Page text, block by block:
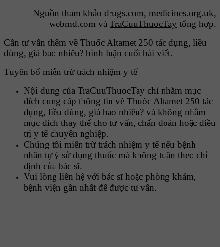
Nguồn tham khảo drugs.com, medicines.org.uk,
webmd.com và TraCuuThuocTay tổng hợp.
Cần tư vấn thêm về Thuốc Altamet 250 tác dụng, liều
dùng, giá bao nhiêu? bình luận cuối bài viết.
Tuyên bố miễn trừ trách nhiệm y tế
Nội dung của TraCuuThuocTay chỉ nhằm mục
đích cung cấp thông tin về Thuốc Altamet 250 tác
dụng, liều dùng, giá bao nhiêu? và không nhằm
mục đích thay thế cho tư vấn, chẩn đoán hoặc điều
trị y tế chuyên nghiệp.
Chúng tôi miễn trừ trách nhiệm y tế nếu bệnh
nhân tự ý sử dụng thuốc mà không tuân theo chỉ
định của bác sĩ.
Vui lòng liên hệ với bác sĩ hoặc phòng khám,
bệnh viện gần nhất để được tư vấn.